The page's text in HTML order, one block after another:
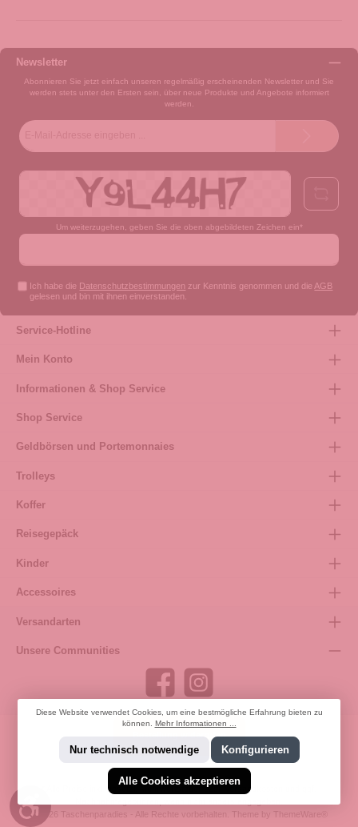
Newsletter
Abonnieren Sie jetzt einfach unseren regelmäßig erscheinenden Newsletter und Sie
werden stets unter den Ersten sein, über neue Produkte und Angebote informiert
werden.
Um weiterzugehen, geben Sie die oben abgebildeten Zeichen ein*
Ich habe die Datenschutzbestimmungen zur Kenntnis genommen und die AGB
gelesen und bin mit ihnen einverstanden.
Service-Hotline
Mein Konto
Informationen & Shop Service
Shop Service
Geldbörsen und Portemonnaies
Trolleys
Koffer
Reisegepäck
Kinder
Accessoires
Versandarten
Unsere Communities
Bestellung widerrufen
* Alle Preise inkl. gesetzl. Mehrwertsteuer zzgl. Versandkosten
© 2026 Taschenparadies - Alle Rechte vorbehalten. Theme by ThemeWare®
Diese Website verwendet Cookies, um eine bestmögliche Erfahrung bieten zu
können. Mehr Informationen ...
Nur technisch notwendige Konfigurieren
Alle Cookies akzeptieren